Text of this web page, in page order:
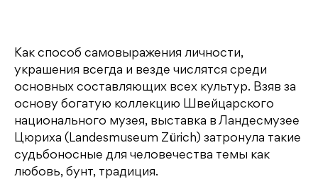
Как способ самовыражения личности,
украшения всегда и везде числятся среди
основных составляющих всех культур. Взяв за
основу богатую коллекцию Швейцарского
национального музея, выставка в Ландесмузее
Цюриха (Landesmuseum Zürich) затронула такие
судьбоносные для человечества темы как
любовь, бунт, традиция.